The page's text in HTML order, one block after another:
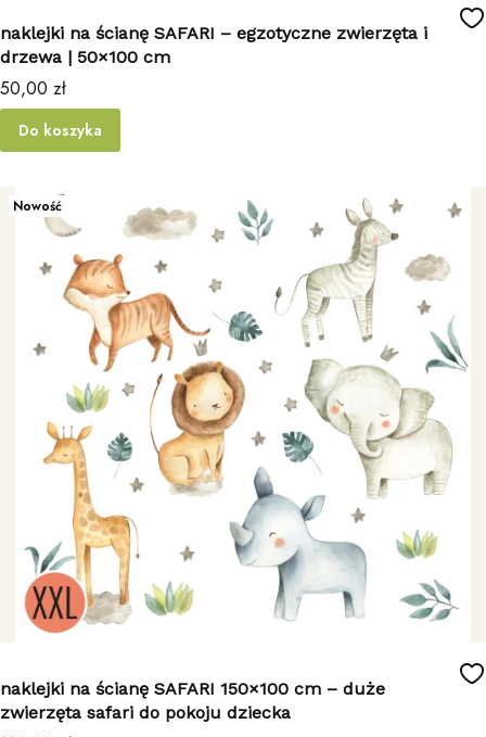
naklejki na ścianę SAFARI – egzotyczne zwierzęta i
drzewa | 50×100 cm
Cena
50,00 zł
Do koszyka
Nowość
naklejki na ścianę SAFARI 150×100 cm – duże
zwierzęta safari do pokoju dziecka